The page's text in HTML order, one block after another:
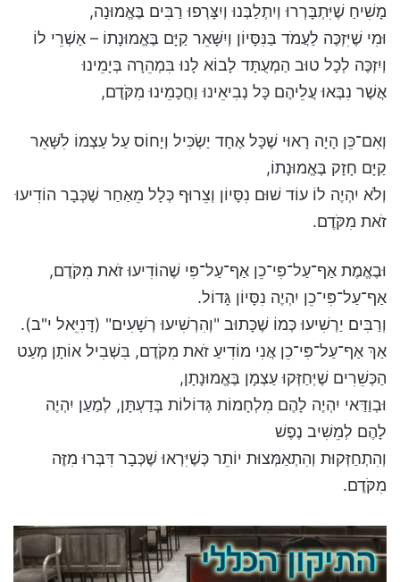
מָשִׁיחַ שֶׁיִּתְבָּרְרוּ וְיִתְלַבְּנוּ וְיִצָּרְפוּ רַבִּים בֶּאֱמוּנָה,
וּמִי שֶׁיִּזְכֶּה לַעֲמֹד בַּנִּסָּיוֹן וְיִשָּׁאֵר קַיָּם בֶּאֱמוּנָתוֹ – אַשְׁרֵי לוֹ
וְיִזְכֶּה לְכָל טוּב הַמְעֻתָּד לָבוֹא לָנוּ בִּמְהֵרָה בְּיָמֵינוּ
אֲשֶׁר נִבְּאוּ עֲלֵיהֶם כָּל נְבִיאֵינוּ וַחֲכָמֵינוּ מִקֹּדֶם,
וְאִם־כֵּן הָיָה רָאוּי שֶׁכָּל אֶחָד יַשְׂכִּיל וְיָחוֹס עַל עַצְמוֹ לִשָּׁאֵר
קַיָּם חָזָק בֶּאֱמוּנָתוֹ,
וְלֹא יִהְיֶה לוֹ עוֹד שׁוּם נִסָּיוֹן וְצֵרוּף כְּלָל מֵאַחַר שֶׁכְּבָר הוֹדִיעוּ
זֹאת מִקֹּדֶם.
וּבֶאֱמֶת אַף־עַל־פִּי־כֵן אַף־עַל־פִּי שֶׁהוֹדִיעוּ זֹאת מִקֹּדֶם,
אַף־עַל־פִּי־כֵן יִהְיֶה נִסָּיוֹן גָּדוֹל.
וְרַבִּים יַרְשִׁיעוּ כְּמוֹ שֶׁכָּתוּב "וְהִרְשִׁיעוּ רְשָׁעִים" (דָּנִיֵּאל י"ב).
אַךְ אַף־עַל־פִּי־כֵן אֲנִי מוֹדִיעַ זֹאת מִקֹּדֶם, בִּשְׁבִיל אוֹתָן מְעַט
הַכְּשֵׁרִים שֶׁיְּחַזְּקוּ עַצְמָן בֶּאֱמוּנָתָן,
וּבְוַדַּאי יִהְיֶה לָהֶם מִלְחָמוֹת גְּדוֹלוֹת בְּדַעְתָּן, לְמַעַן יִהְיֶה
לָהֶם לְמֵשִׁיב נֶפֶשׁ
וְהִתְחַזְּקוּת וְהִתְאַמְּצוּת יוֹתֵר כְּשֶׁיִּרְאוּ שֶׁכְּבָר דִּבְּרוּ מִזֶּה
מִקֹּדֶם.